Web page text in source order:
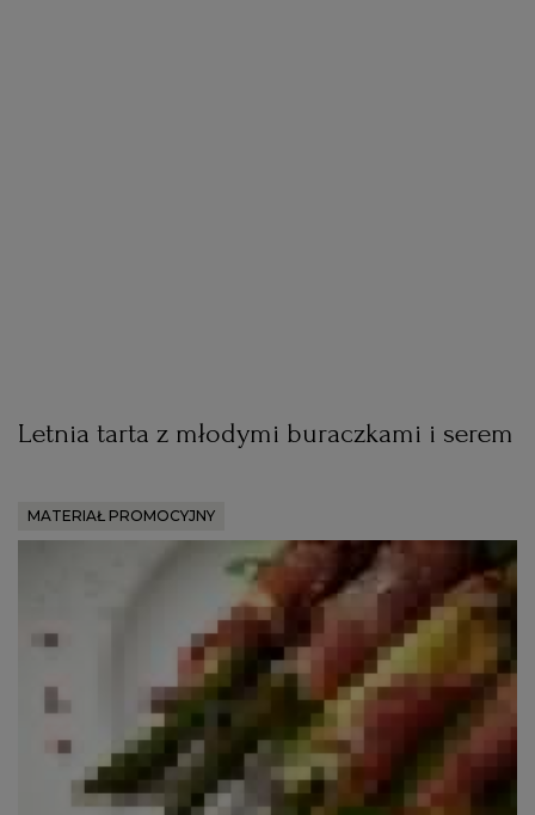
Letnia tarta z młodymi buraczkami i serem
MATERIAŁ PROMOCYJNY